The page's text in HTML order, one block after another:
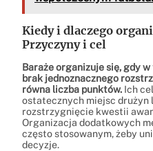
Kiedy i dlaczego
Przyczyny i cel
Baraże organizuje się, gdy
brak jednoznacznego
równa liczba punktów. Ich
ostatecznych miejsc drużyn
rozstrzygnięcie kwestii
Organizacja dodatkowych
często stosowanym, żeby
decyzje.